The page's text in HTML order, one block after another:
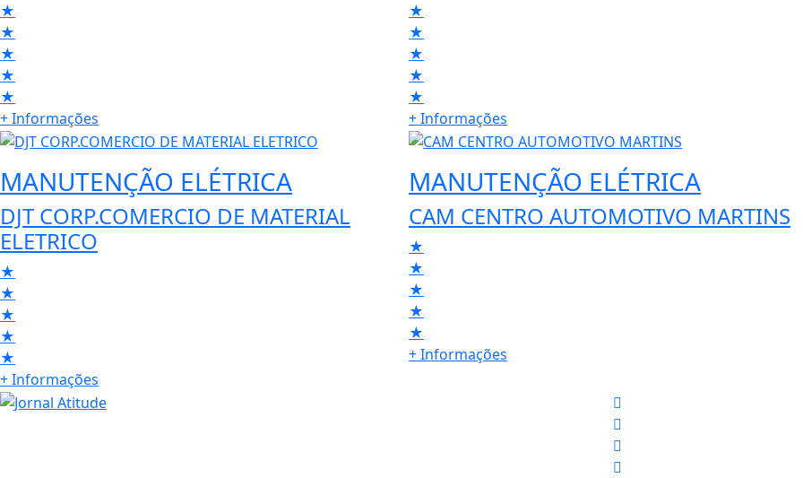
★
★
★
★
★
+ Informações
★
★
★
★
★
+ Informações
MANUTENÇÃO ELÉTRICA
DJT CORP.COMERCIO DE MATERIAL
ELETRICO
★
★
★
★
★
+ Informações
MANUTENÇÃO ELÉTRICA
CAM CENTRO AUTOMOTIVO MARTINS
★
★
★
★
★
+ Informações